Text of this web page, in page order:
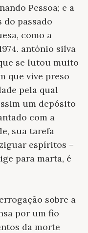
Pessoa; e a
passado
como a
antónio silva
se lutou muito
que vive preso
pela qual
um depósito
com a
sua tarefa
espíritos –
para marta, é
sobre a
por um fio
da morte